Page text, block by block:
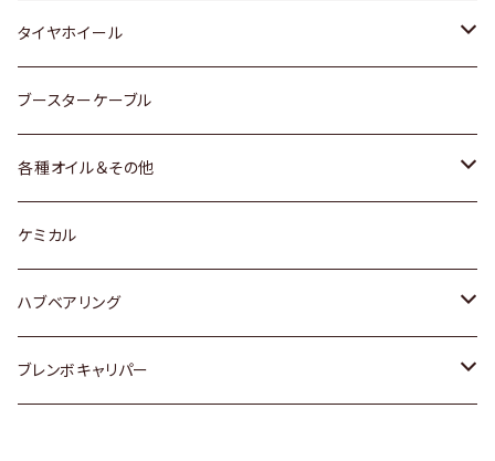
スバル
レクサス
三菱
スバル
ダイハツ
マツダ
三菱
スバル
ダイハツ
スバル
日産
ダイハツ
マツダ
日産
ダイハツ
マツダ
スバル
マツダ
タイヤホイール
トヨタ
ホンダ
スズキ
日産
ダイハツ
ブースターケーブル
各種オイル＆その他
ディーデル洗浄添加剤
ケミカル
ハブベアリング
トヨタ
ブレンボキャリパー